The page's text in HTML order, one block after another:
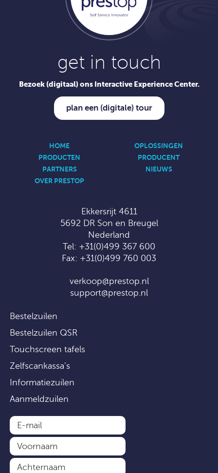
get in touch
Bezoek (digitaal) ons Interactive Experience Center.
plan een (digitale) tour
HOME
OPLOSSINGEN
PRODUCTEN
PRODUCENT
PARTNERS
NIEUWS
OVER PRESTOP
Ekkersrijt 4611
5692 DR Son en Breugel
Nederland
Tel: +31(0)499 367 600
Fax: +31(0)499 760 003
verkoop@prestop.nl
support@prestop.nl
Bestelzuilen
Bestelzuilen QSR
Touchscreen tafels
Zelfscankassa’s
Informatiezuilen
Aanmeldzuilen